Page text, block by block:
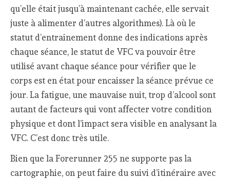
qu’elle était jusqu’à maintenant cachée, elle servait
juste à alimenter d’autres algorithmes). Là où le
statut d’entrainement donne des indications après
chaque séance, le statut de VFC va pouvoir être
utilisé avant chaque séance pour vérifier que le
corps est en état pour encaisser la séance prévue ce
jour. La fatigue, une mauvaise nuit, trop d’alcool sont
autant de facteurs qui vont affecter votre condition
physique et dont l’impact sera visible en analysant la
VFC. C’est donc très utile.
Bien que la Forerunner 255 ne supporte pas la
cartographie, on peut faire du suivi d’itinéraire avec